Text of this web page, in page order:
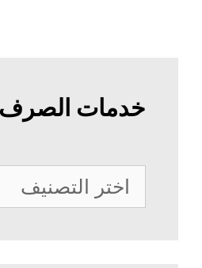
خدمات
خدمات
الصرف